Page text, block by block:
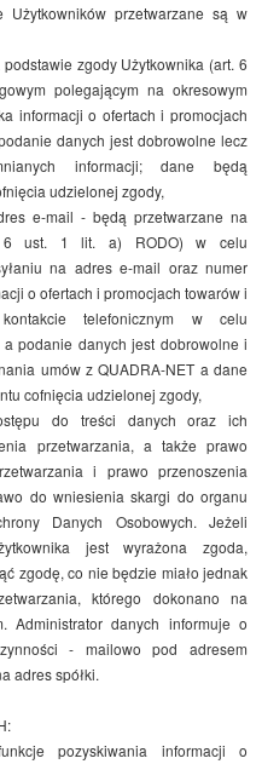
Użytkowników przetwarzane są w
zgody Użytkownika (art. 6
polegającym na okresowym
informacji o ofertach i promocjach
danych jest dobrowolne lecz
informacji; dane będą
udzielonej zgody,
e-mail - będą przetwarzane na
6 ust. 1 lit. a) RODO) w celu
na adres e-mail oraz numer
o ofertach i promocjach towarów i
telefonicznym w celu
podanie danych jest dobrowolne i
umów z QUADRA-NET a dane
cofnięcia udzielonej zgody,
do treści danych oraz ich
przetwarzania, a także prawo
i prawo przenoszenia
do wniesienia skargi do organu
Danych Osobowych. Jeżeli
jest wyrażona zgoda,
zgodę, co nie będzie miało jednak
którego dokonano na
Administrator danych informuje o
- mailowo pod adresem
adres spółki.
pozyskiwania informacji o